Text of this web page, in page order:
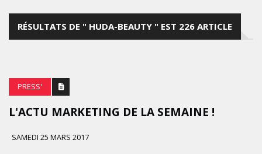
RÉSULTATS DE " HUDA-BEAUTY " EST 226 ARTICLE
PRESS'
L'ACTU MARKETING DE LA SEMAINE !
SAMEDI 25 MARS 2017